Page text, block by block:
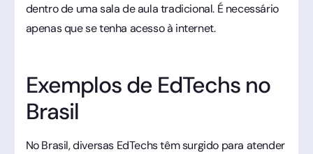
dentro de uma sala de aula tradicional. É necessário
apenas que se tenha acesso à internet.
Exemplos de EdTechs no
Brasil
No Brasil, diversas EdTechs têm surgido para atender